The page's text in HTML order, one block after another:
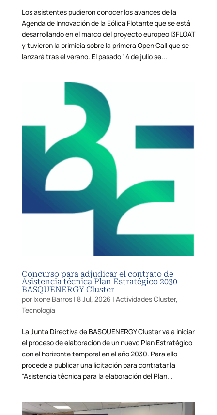
Los asistentes pudieron conocer los avances de la
Agenda de Innovación de la Eólica Flotante que se está
desarrollando en el marco del proyecto europeo I3FLOAT
y tuvieron la primicia sobre la primera Open Call que se
lanzará tras el verano. El pasado 14 de julio se...
Concurso para adjudicar el contrato de
Asistencia técnica Plan Estratégico 2030
BASQUENERGY Cluster
por Ixone Barros| 8 Jul, 2026 | Actividades Cluster,
Tecnología
La Junta Directiva de BASQUENERGY Cluster va a iniciar
el proceso de elaboración de un nuevo Plan Estratégico
con el horizonte temporal en el año 2030. Para ello
procede a publicar una licitación para contratar la
“Asistencia técnica para la elaboración del Plan...